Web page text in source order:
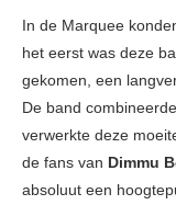
In de Marquee
het eerst was deze
gekomen, een
De band
verwerkte deze
de fans van Dimmu
absoluut een